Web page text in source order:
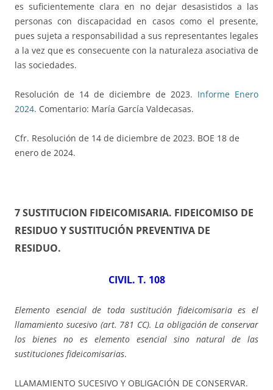
es suficientemente clara en no dejar desasistidos a las
personas con discapacidad en casos como el presente,
pues sujeta a responsabilidad a sus representantes legales
a la vez que es consecuente con la naturaleza asociativa de
las sociedades.
Resolución de 14 de diciembre de 2023. Informe Enero
2024. Comentario: María García Valdecasas.
Cfr. Resolución de 14 de diciembre de 2023. BOE 18 de
enero de 2024.
7 SUSTITUCION FIDEICOMISARIA. FIDEICOMISO DE
RESIDUO Y SUSTITUCIÓN PREVENTIVA DE
RESIDUO.
CIVIL. T. 108
Elemento esencial de toda sustitución fideicomisaria es el
llamamiento sucesivo (art. 781 CC). La obligación de conservar
los bienes no es elemento esencial sino natural de las
sustituciones fideicomisarias.
LLAMAMIENTO SUCESIVO Y OBLIGACIÓN DE CONSERVAR.